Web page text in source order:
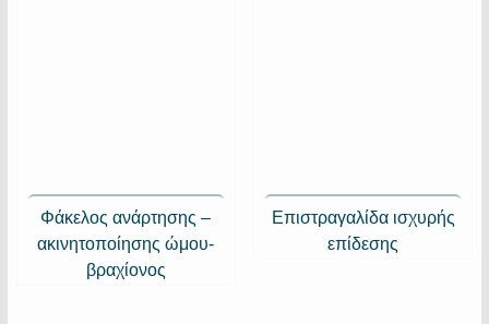
Φάκελος ανάρτησης –
ακινητοποίησης ώμου-
βραχίονος
Επιστραγαλίδα ισχυρής
επίδεσης